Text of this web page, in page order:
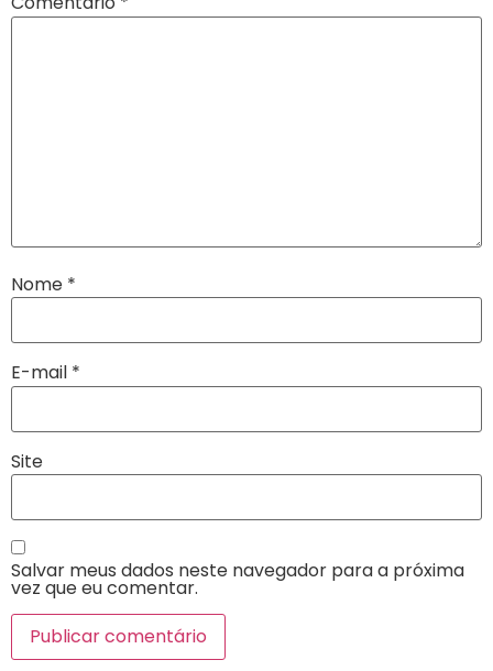
Nome *
E-mail *
Site
Salvar meus dados neste navegador para a próxima
vez que eu comentar.